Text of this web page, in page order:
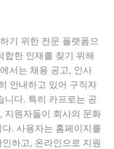
기 위한 전문 플랫폼으
합한 인재를 찾기 위해
서는 채용 공고, 인사
안내하고 있어 구직자
니다. 특히 카프로는 공
지원자들이 회사의 문화
. 사용자는 홈페이지를
하고, 온라인으로 지원